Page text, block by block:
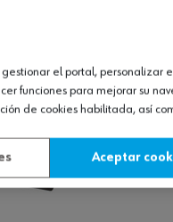
el portal, personalizar
funciones para mejorar su
de cookies habilitada, así
Aceptar